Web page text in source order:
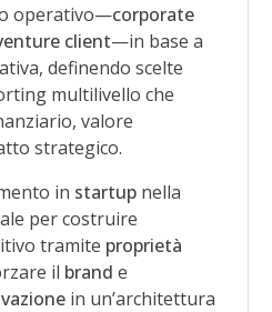
operativo—corporate
client—in base a
definendo scelte
multilivello che
valore
strategico.
in startup nella
per costruire
tramite proprietà
il brand e
in un’architettura